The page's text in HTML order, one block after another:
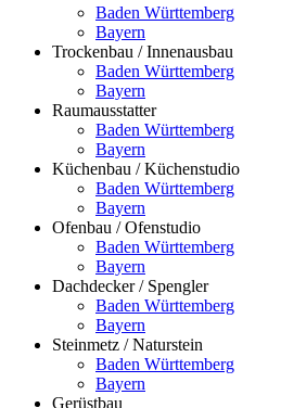
Baden Württemberg
Bayern
Trockenbau / Innenausbau
Baden Württemberg
Bayern
Raumausstatter
Baden Württemberg
Bayern
Küchenbau / Küchenstudio
Baden Württemberg
Bayern
Ofenbau / Ofenstudio
Baden Württemberg
Bayern
Dachdecker / Spengler
Baden Württemberg
Bayern
Steinmetz / Naturstein
Baden Württemberg
Bayern
Gerüstbau